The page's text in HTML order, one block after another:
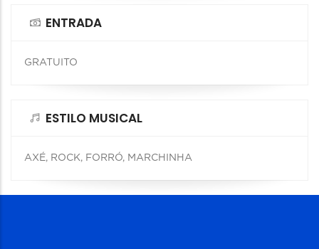
ENTRADA
GRATUITO
ESTILO MUSICAL
AXÉ, ROCK, FORRÓ, MARCHINHA